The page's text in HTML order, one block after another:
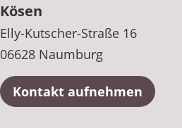
Kösen
Elly-Kutscher-Straße 16
06628 Naumburg
Kontakt aufnehmen